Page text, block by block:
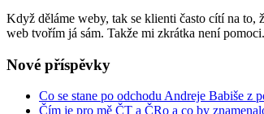
Když děláme weby, tak se klienti často cítí na to,
web tvořím já sám. Takže mi zkrátka není
Nové příspěvky
Co se stane po odchodu Andreje Babiše z
Čím je pro mě ČT a ČRo a co by